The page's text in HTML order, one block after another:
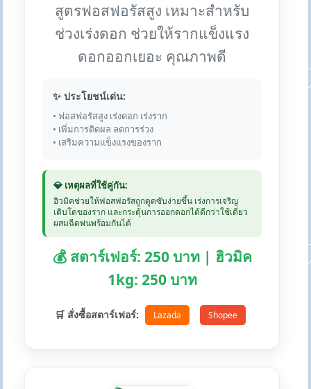
สูตรฟอสฟอรัสสูง เหมาะสำหรับ
ช่วงเร่งดอก ช่วยให้รากแข็งแรง
ดอกออกเยอะ คุณภาพดี
✨ ประโยชน์เด่น:
• ฟอสฟอรัสสูง เร่งดอก เร่งราก
• เพิ่มการติดผล ลดการร่วง
• เสริมความแข็งแรงของราก
💎 เหตุผลที่ใช้คู่กัน:
ฮิวมิคช่วยให้ฟอสฟอรัสถูกดูดซับง่ายขึ้น เร่งการเจริญ
เติบโตของราก และกระตุ้นการออกดอกได้ดีกว่าใช้เดี่ยว
ผสมฉีดพ่นพร้อมกันได้
💰 สตาร์เฟอร์: 250 บาท | ฮิวมิค
1kg: 250 บาท
🛒 สั่งซื้อสตาร์เฟอร์: Lazada Shopee